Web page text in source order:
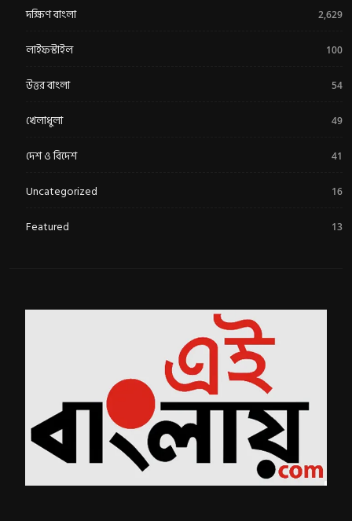
দক্ষিণ বাংলা 2,629
লাইফস্টাইল 100
উত্তর বাংলা 54
খেলাধুলা 49
দেশ ও বিদেশ 41
Uncategorized 16
Featured 13